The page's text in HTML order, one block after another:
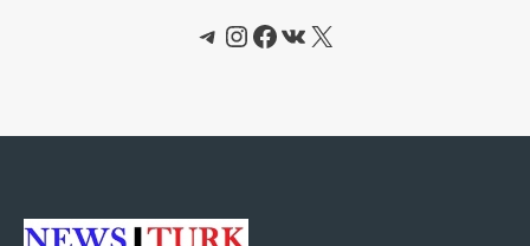
Telegram
Instagram
Facebook
ВКонтакте
X